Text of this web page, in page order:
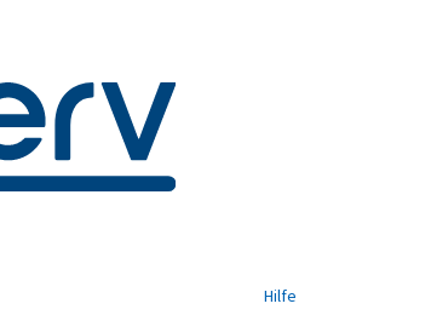
Hilfe